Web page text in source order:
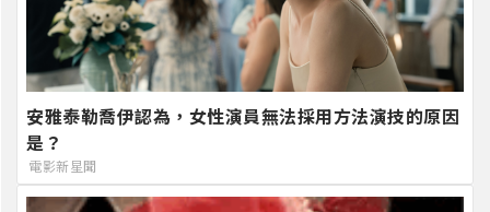
安雅泰勒喬伊認為，女性演員無法採用方法演技的原因
是？
電影新星聞